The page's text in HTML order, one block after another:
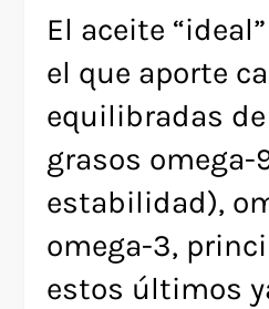
El aceite
el que aporte
equilibradas
grasos omega-
estabilidad),
omega-3,
estos últimos